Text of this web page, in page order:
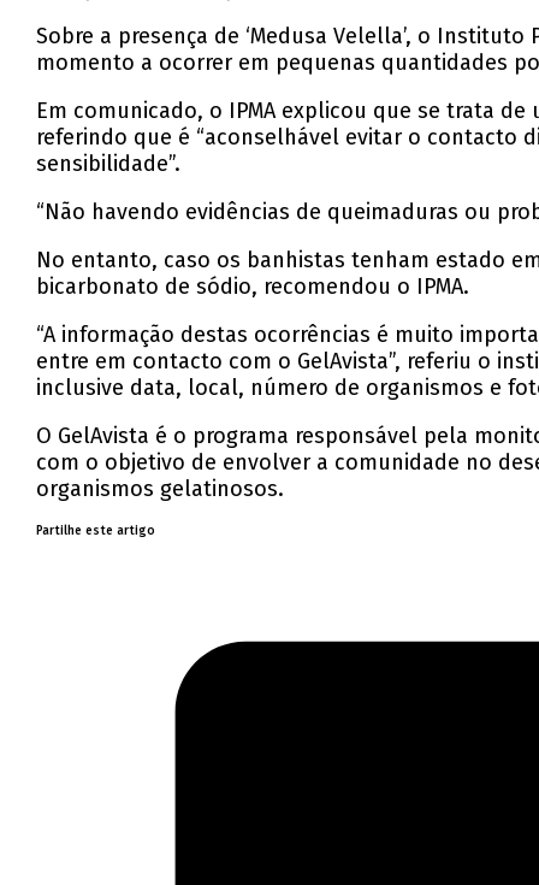
Sobre a presença de ‘Medusa Velella’, o
momento a ocorrer em pequenas quantidades
Em comunicado, o IPMA explicou que se trata
referindo que é “aconselhável evitar o contacto
sensibilidade”.
“Não havendo evidências de queimaduras ou
No entanto, caso os banhistas tenham estado
bicarbonato de sódio, recomendou o IPMA.
“A informação destas ocorrências é muito
entre em contacto com o GelAvista”, referiu o
inclusive data, local, número de organismos e
O GelAvista é o programa responsável pela
com o objetivo de envolver a comunidade no
organismos gelatinosos.
Partilhe este artigo